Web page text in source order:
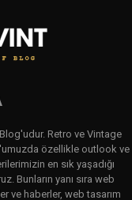
Retro ve Vintage
özellikle outlook ve
en sık yaşadığı
Bunların yanı sıra web
ve haberler, web tasarım